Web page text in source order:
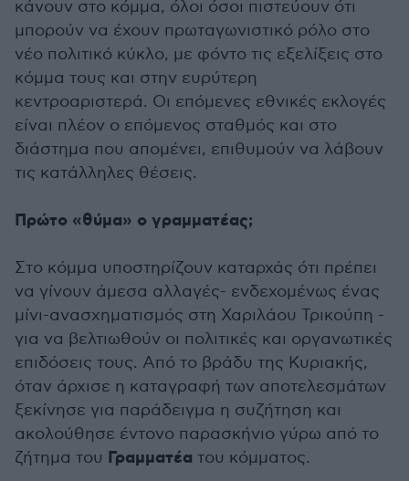
κάνουν στο κόμμα, όλοι όσοι πιστεύουν ότι
μπορούν να έχουν πρωταγωνιστικό ρόλο στο
νέο πολιτικό κύκλο, με φόντο τις εξελίξεις στο
κόμμα τους και στην ευρύτερη
κεντροαριστερά. Οι επόμενες εθνικές εκλογές
είναι πλέον ο επόμενος σταθμός και στο
διάστημα που απομένει, επιθυμούν να λάβουν
τις κατάλληλες θέσεις.
Πρώτο «θύμα» ο γραμματέας;
Στο κόμμα υποστηρίζουν καταρχάς ότι πρέπει
να γίνουν άμεσα αλλαγές- ενδεχομένως ένας
μίνι-ανασχηματισμός στη Χαριλάου Τρικούπη -
για να βελτιωθούν οι πολιτικές και οργανωτικές
επιδόσεις τους. Από το βράδυ της Κυριακής,
όταν άρχισε η καταγραφή των αποτελεσμάτων
ξεκίνησε για παράδειγμα η συζήτηση και
ακολούθησε έντονο παρασκήνιο γύρω από το
ζήτημα του Γραμματέα του κόμματος.